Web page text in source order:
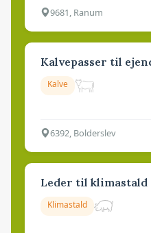
9681, Ranum
Kalvepasser til
Kalve
6392, Bolderslev
Leder til klimastald
Klimastald